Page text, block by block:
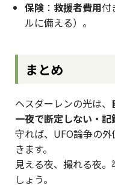
保険 ： 救援者費用付
ルに備える）。
まとめ
ヘスダーレンの光は、
一夜で断定しない・
守れば、UFO論争の
きます。
見える夜、撮れる夜
しょう。